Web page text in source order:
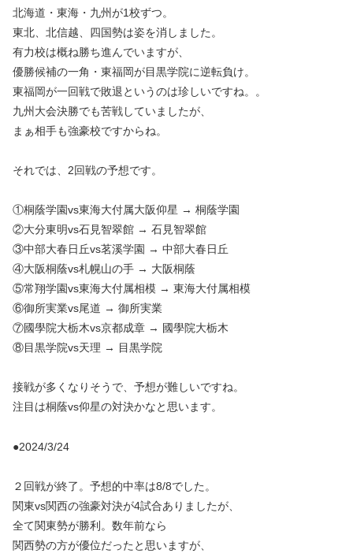
北海道・東海・九州が1校ずつ。
東北、北信越、四国勢は姿を消しました。
有力校は概ね勝ち進んでいますが、
優勝候補の一角・東福岡が目黒学院に逆転負け。
東福岡が一回戦で敗退というのは珍しいですね。。
九州大会決勝でも苦戦していましたが、
まぁ相手も強豪校ですからね。
それでは、2回戦の予想です。
①桐蔭学園vs東海大付属大阪仰星 → 桐蔭学園
②大分東明vs石見智翠館 → 石見智翠館
③中部大春日丘vs茗溪学園 → 中部大春日丘
④大阪桐蔭vs札幌山の手 → 大阪桐蔭
⑤常翔学園vs東海大付属相模 → 東海大付属相模
⑥御所実業vs尾道 → 御所実業
⑦國學院大栃木vs京都成章 → 國學院大栃木
⑧目黒学院vs天理 → 目黒学院
接戦が多くなりそうで、予想が難しいですね。
注目は桐蔭vs仰星の対決かなと思います。
●2024/3/24
２回戦が終了。予想的中率は8/8でした。
関東vs関西の強豪対決が4試合ありましたが、
全て関東勢が勝利。数年前なら
関西勢の方が優位だったと思いますが、